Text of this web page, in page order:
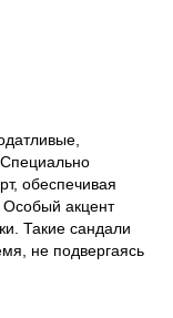
обеспечивая
акцент
Такие сандали
не подвергаясь